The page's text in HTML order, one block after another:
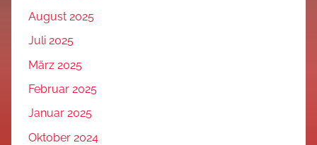
August 2025
Juli 2025
März 2025
Februar 2025
Januar 2025
Oktober 2024